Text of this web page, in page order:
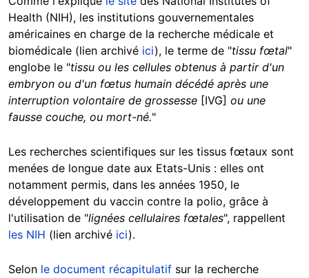
Health (NIH), les institutions gouvernementales
américaines en charge de la recherche médicale et
biomédicale (lien archivé ici), le terme de "tissu fœtal"
englobe le "tissu ou les cellules obtenus à partir d'un
embryon ou d'un fœtus humain décédé après une
interruption volontaire de grossesse [IVG] ou une
fausse couche, ou mort-né."
Les recherches scientifiques sur les tissus fœtaux sont
menées de longue date aux Etats-Unis : elles ont
notamment permis, dans les années 1950, le
développement du vaccin contre la polio, grâce à
l'utilisation de "lignées cellulaires fœtales", rappellent
les NIH (lien archivé ici).
Selon le document récapitulatif sur la recherche